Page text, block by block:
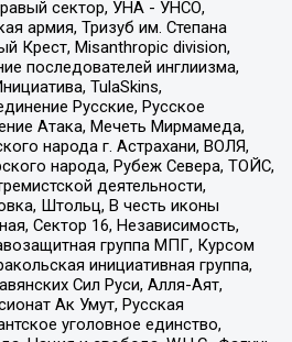
сектор, УНА - УНСО,
армия, Тризуб им. Степана
Крест, Misanthropic division,
последователей инглиизма,
TulaSkins,
Русские, Русское
Атака, Мечеть Мирмамеда,
народа г. Астрахани, ВОЛЯ,
народа, Рубеж Севера, ТОЙС,
деятельности,
Штольц, В честь иконы
Сектор 16, Независимость,
группа МПГ, Курсом
инициативная группа,
Сил Руси, Алля-Аят,
Ак Умут, Русская
уголовное единство,